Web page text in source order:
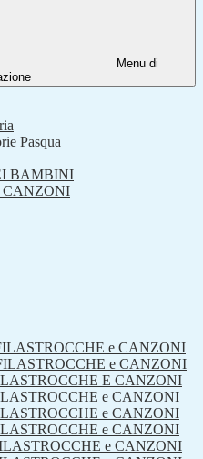
Menu di
Pasqua
BAMBINI
CANZONI
e CANZONI
e CANZONI
E CANZONI
e CANZONI
e CANZONI
e CANZONI
e CANZONI